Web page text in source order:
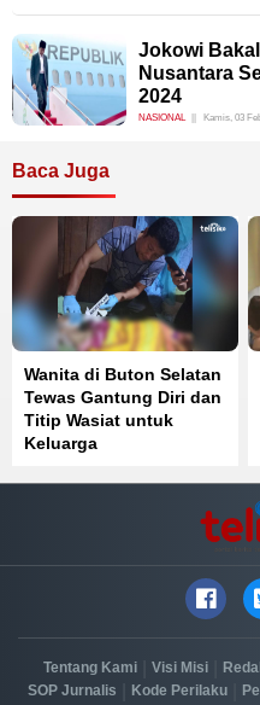
Jokowi
Nusantara
2024
NASIONAL Kamis, 03
Baca Juga
Wanita di Buton Selatan
Tewas Gantung Diri dan
Titip Wasiat untuk
Keluarga
Tentang Kami Visi Misi
SOP Jurnalis Kode Perilaku